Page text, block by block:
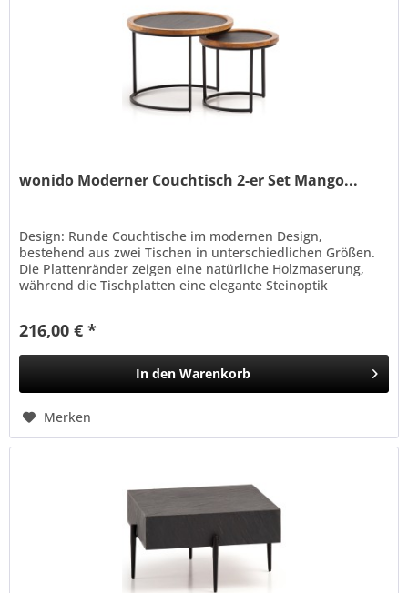
wonido Moderner Couchtisch 2-er Set Mango...
Design: Runde Couchtische im modernen Design,
bestehend aus zwei Tischen in unterschiedlichen Größen.
Die Plattenränder zeigen eine natürliche Holzmaserung,
während die Tischplatten eine elegante Steinoptik
216,00 € *
In den Warenkorb
Merken